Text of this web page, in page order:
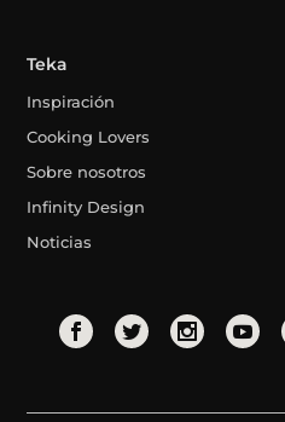
Teka
Inspiración
Cooking Lovers
Sobre nosotros
Infinity Design
Noticias